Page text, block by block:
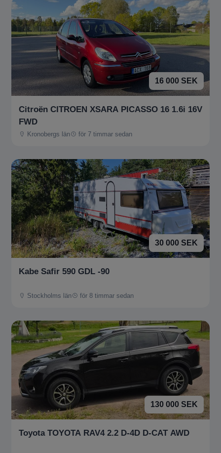
16 000 SEK
Citroën CITROEN XSARA PICASSO 16 1.6i 16V
FWD
Kronobergs län för 7 timmar sedan
30 000 SEK
Kabe Safir 590 GDL -90
Stockholms län för 8 timmar sedan
130 000 SEK
Toyota TOYOTA RAV4 2.2 D-4D D-CAT AWD